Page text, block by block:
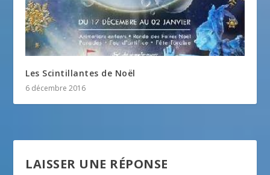
Les Scintillantes de Noël
6 décembre 2016
LAISSER UNE RÉPONSE